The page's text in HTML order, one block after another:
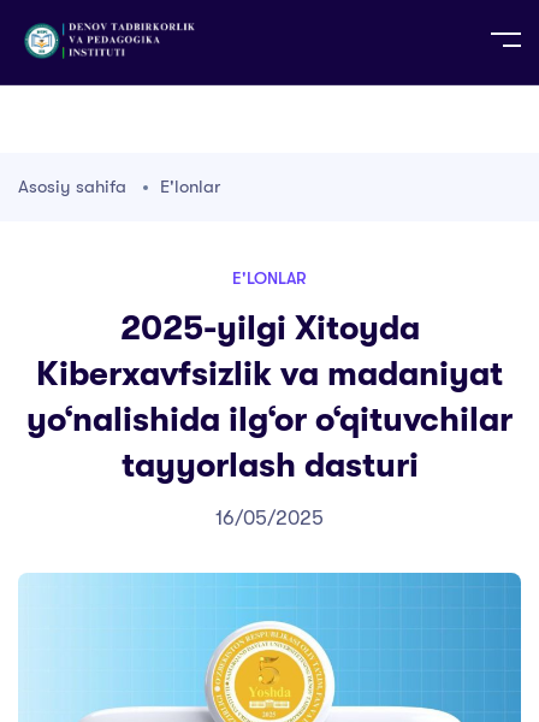
TG TR
Asosiy sahifa E'lonlar
E'LONLAR
2025-yilgi Xitoyda
Kiberxavfsizlik va madaniyat
yo‘nalishida ilg‘or o‘qituvchilar
tayyorlash dasturi
16/05/2025